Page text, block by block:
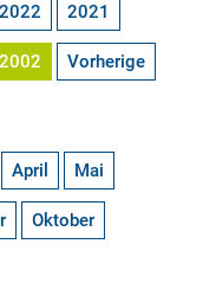
2022 2021
2002 Vorherige
April Mai
Oktober